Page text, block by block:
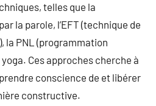
telles que la
la parole, l’EFT (technique de
la PNL (programmation
Ces approches cherche à
conscience de et libérer
constructive.